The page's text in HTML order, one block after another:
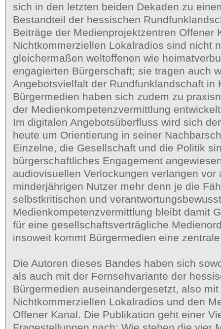
sich in den letzten beiden Dekaden zu
Bestandteil der hessischen
Beiträge der Medienprojektzentren Offener
Nichtkommerziellen Lokalradios sind nicht
gleichermaßen weltoffenen wie
engagierten Bürgerschaft; sie tragen auch
Angebotsvielfalt der Rundfunklandschaft in
Bürgermedien haben sich zudem zu
der Medienkompetenzvermittlung
Im digitalen Angebotsüberfluss wird sich
heute um Orientierung in seiner
Einzelne, die Gesellschaft und die Politik
bürgerschaftliches Engagement
audiovisuellen Verlockungen verlangen vor
minderjährigen Nutzer mehr denn je die
selbstkritischen und
Medienkompetenzvermittlung bleibt damit
für eine gesellschaftsverträgliche
insoweit kommt Bürgermedien eine
Die Autoren dieses Bandes haben sich
als auch mit der Fernsehvariante der
Bürgermedien auseinandergesetzt, also mit
Nichtkommerziellen Lokalradios und den
Offener Kanal. Die Publikation geht einer